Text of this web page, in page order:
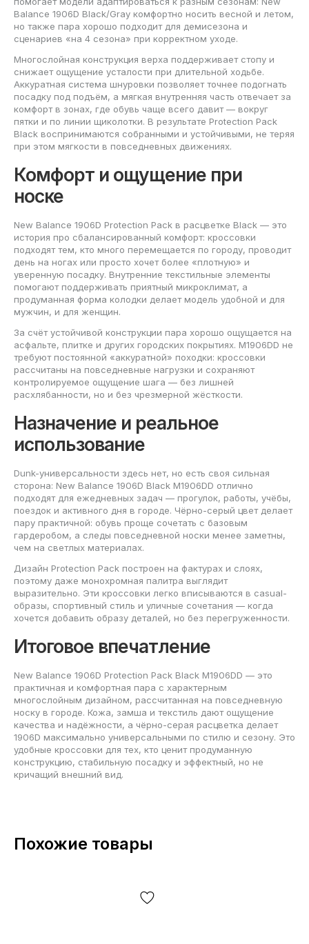
Balance 1906D Black/Gray комфортно носить весной и летом,
но также пара хорошо подходит для демисезона и
сценариев «на 4 сезона» при корректном уходе.
Многослойная конструкция верха поддерживает стопу и
снижает ощущение усталости при длительной ходьбе.
Аккуратная система шнуровки позволяет точнее подогнать
посадку под подъём, а мягкая внутренняя часть отвечает за
комфорт в зонах, где обувь чаще всего давит — вокруг
пятки и по линии щиколотки. В результате Protection Pack
Black воспринимаются собранными и устойчивыми, не теряя
при этом мягкости в повседневных движениях.
Комфорт и ощущение при
носке
New Balance 1906D Protection Pack в расцветке Black — это
история про сбалансированный комфорт: кроссовки
подходят тем, кто много перемещается по городу, проводит
день на ногах или просто хочет более «плотную» и
уверенную посадку. Внутренние текстильные элементы
помогают поддерживать приятный микроклимат, а
продуманная форма колодки делает модель удобной и для
мужчин, и для женщин.
За счёт устойчивой конструкции пара хорошо ощущается на
асфальте, плитке и других городских покрытиях. M1906DD не
требуют постоянной «аккуратной» походки: кроссовки
рассчитаны на повседневные нагрузки и сохраняют
контролируемое ощущение шага — без лишней
расхлябанности, но и без чрезмерной жёсткости.
Назначение и реальное
использование
Dunk-универсальности здесь нет, но есть своя сильная
сторона: New Balance 1906D Black M1906DD отлично
подходят для ежедневных задач — прогулок, работы, учёбы,
поездок и активного дня в городе. Чёрно-серый цвет делает
пару практичной: обувь проще сочетать с базовым
гардеробом, а следы повседневной носки менее заметны,
чем на светлых материалах.
Дизайн Protection Pack построен на фактурах и слоях,
поэтому даже монохромная палитра выглядит
выразительно. Эти кроссовки легко вписываются в casual-
образы, спортивный стиль и уличные сочетания — когда
хочется добавить образу деталей, но без перегруженности.
Итоговое впечатление
New Balance 1906D Protection Pack Black M1906DD — это
практичная и комфортная пара с характерным
многослойным дизайном, рассчитанная на повседневную
носку в городе. Кожа, замша и текстиль дают ощущение
качества и надёжности, а чёрно-серая расцветка делает
1906D максимально универсальными по стилю и сезону. Это
удобные кроссовки для тех, кто ценит продуманную
конструкцию, стабильную посадку и эффектный, но не
кричащий внешний вид.
Похожие товары